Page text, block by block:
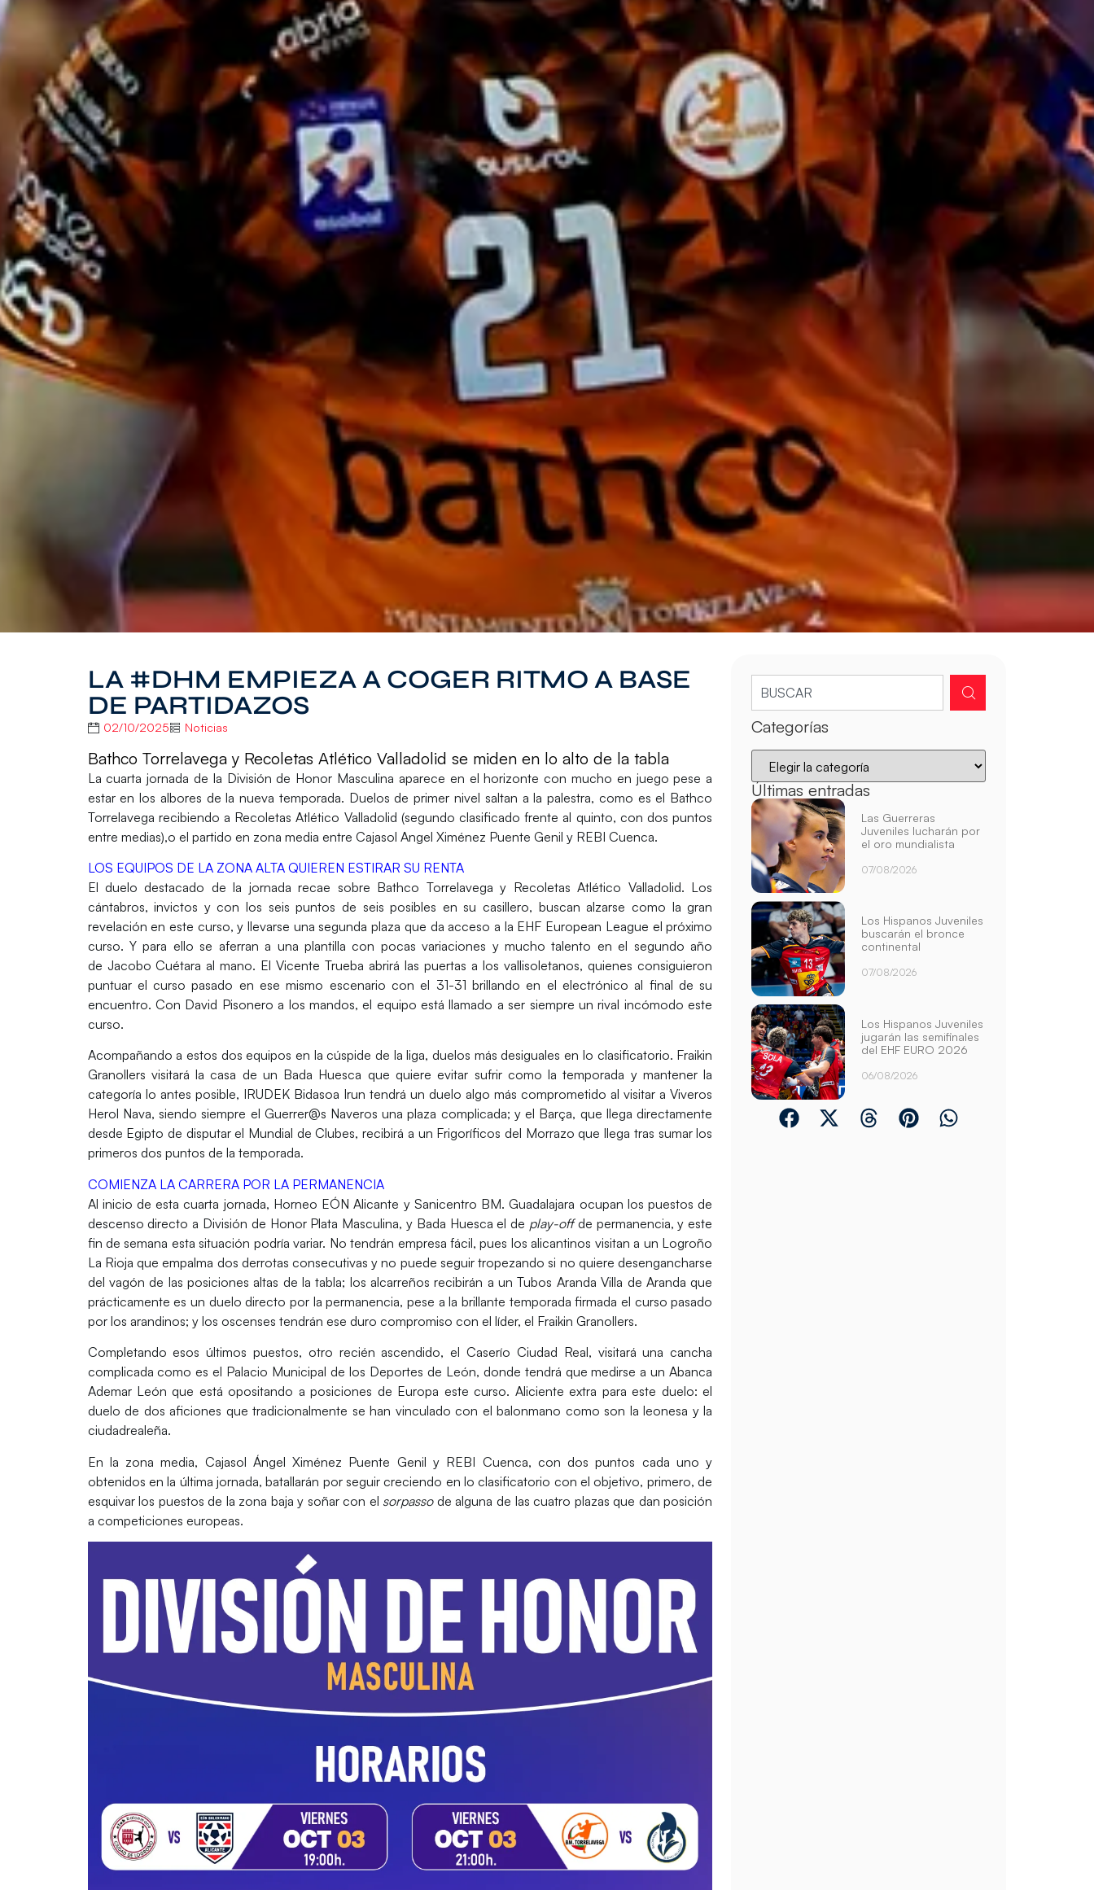
LA #DHM EMPIEZA A COGER RITMO A BASE
DE PARTIDAZOS
02/10/2025 Noticias
Bathco Torrelavega y Recoletas Atlético Valladolid se miden en lo alto de la tabla
La cuarta jornada de la División de Honor Masculina aparece en el horizonte con mucho en juego pese a
estar en los albores de la nueva temporada. Duelos de primer nivel saltan a la palestra, como es el Bathco
Torrelavega recibiendo a Recoletas Atlético Valladolid (segundo clasificado frente al quinto, con dos puntos
entre medias),o el partido en zona media entre Cajasol Angel Ximénez Puente Genil y REBI Cuenca.
LOS EQUIPOS DE LA ZONA ALTA QUIEREN ESTIRAR SU RENTA
El duelo destacado de la jornada recae sobre Bathco Torrelavega y Recoletas Atlético Valladolid. Los
cántabros, invictos y con los seis puntos de seis posibles en su casillero, buscan alzarse como la gran
revelación en este curso, y llevarse una segunda plaza que da acceso a la EHF European League el próximo
curso. Y para ello se aferran a una plantilla con pocas variaciones y mucho talento en el segundo año
de Jacobo Cuétara al mano. ElVicente Trueba abrirá las puertas a los vallisoletanos, quienes consiguieron
puntuar el curso pasado en ese mismo escenario con el 31-31 brillando en el electrónico al final de su
encuentro. Con David Pisonero a los mandos, el equipo está llamado a ser siempre un rival incómodo este
curso.
Acompañando a estos dos equipos en la cúspide de la liga, duelos más desiguales en lo clasificatorio. Fraikin
Granollers visitará la casa de un Bada Huesca que quiere evitar sufrir como la temporada y mantener la
categoría lo antes posible, IRUDEK Bidasoa Irun tendrá un duelo algo más comprometido al visitar aViveros
Herol Nava, siendo siempre el Guerrer@s Naveros una plaza complicada; y el Barça, que llega directamente
desde Egipto de disputar el Mundial de Clubes, recibirá a un Frigoríficos del Morrazo que llega tras sumar los
primeros dos puntos de la temporada.
COMIENZA LA CARRERA POR LA PERMANENCIA
Al inicio de esta cuarta jornada, Horneo EÓN Alicante y Sanicentro BM. Guadalajara ocupan los puestos de
descenso directo a División de Honor Plata Masculina, y Bada Huesca el de play-offde permanencia, y este
fin de semana esta situación podría variar. No tendrán empresa fácil, pues los alicantinos visitan a un Logroño
La Rioja que empalma dos derrotas consecutivas y no puede seguir tropezando si no quiere desengancharse
del vagón de las posiciones altas de la tabla; los alcarreños recibirán a unTubos Aranda Villa de Aranda que
prácticamente es un duelo directo por la permanencia, pese a la brillante temporada firmada el curso pasado
por los arandinos; y los oscenses tendrán ese duro compromiso con el líder, el Fraikin Granollers.
Completando esos últimos puestos, otro recién ascendido, elCaserío Ciudad Real, visitará una cancha
complicada como es el Palacio Municipal de los Deportes de León, donde tendrá que medirse a unAbanca
Ademar León que está opositando a posiciones de Europa este curso. Aliciente extra para este duelo: el
duelo de dos aficiones que tradicionalmente se han vinculado con el balonmano como son la leonesa y la
ciudadrealeña.
En la zona media, Cajasol Ángel Ximénez Puente Genil y REBI Cuenca, con dos puntos cada uno y
obtenidos en la última jornada, batallarán por seguir creciendo en lo clasificatorio con el objetivo, primero, de
esquivar los puestos de la zona baja y soñar con el sorpassode alguna de las cuatro plazas que dan posición
a competiciones europeas.
Categorías
Últimas entradas
Las Guerreras
Juveniles lucharán por
el oro mundialista
07/08/2026
Los Hispanos Juveniles
buscarán el bronce
continental
07/08/2026
Los Hispanos Juveniles
jugarán las semifinales
del EHF EURO 2026
06/08/2026